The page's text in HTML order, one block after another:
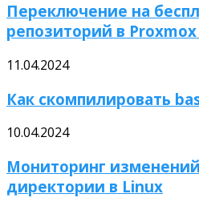
Переключение на
репозиторий в Proxmox
11.04.2024
Как скомпилировать
10.04.2024
Мониторинг
директории в Linux